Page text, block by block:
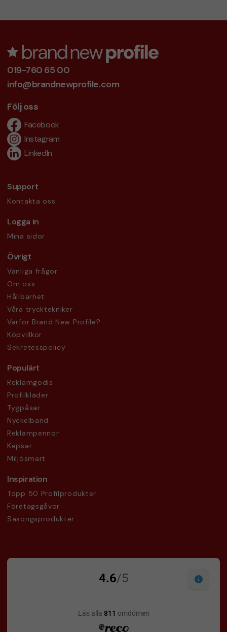
019-760 65 00
info@brandnewprofile.com
Följ oss
Facebook
Instagram
LinkedIn
Support
Kontakta oss
Logga in
Mina sidor
Övrigt
Vanliga frågor
Om oss
Hållbarhet
Våra trycktekniker
Varför Brand New Profile?
Köpvillkor
Sekretesspolicy
Populärt
Reklamgodis
Profilkläder
Tygpåsar
Nyckelband
Reklampennor
Kepsar
Miljösmart
Inspiration
Topp 50 Profilprodukter
Företagsgåvor
Säsongsprodukter